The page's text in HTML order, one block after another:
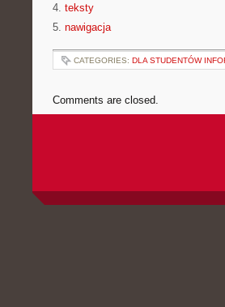
4. teksty
5. nawigacja
CATEGORIES: DLA STUDENTÓW
Comments are closed.